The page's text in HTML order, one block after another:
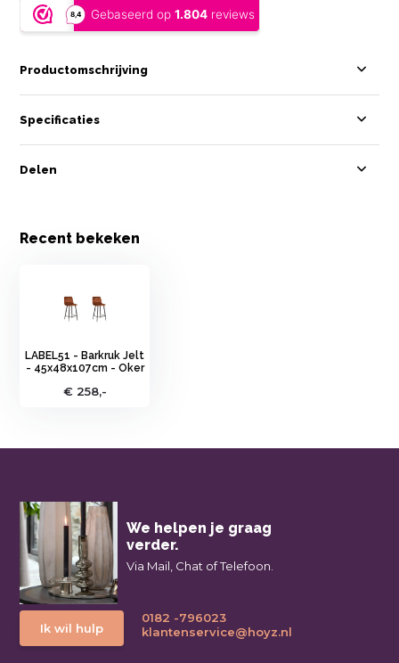
Productomschrijving
Specificaties
Delen
Recent bekeken
LABEL51 - Barkruk Jelt
- 45x48x107cm - Oker
€ 258,-
We helpen je graag
verder.
Via Mail, Chat of Telefoon.
Ik wil hulp
0182 -796023
klantenservice@hoyz.nl